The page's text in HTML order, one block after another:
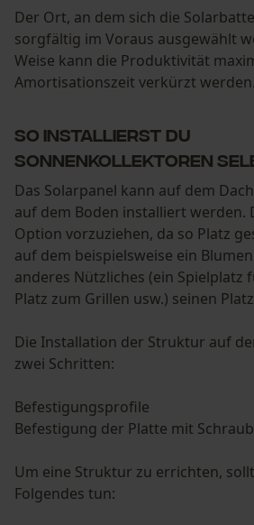
Der Ort, an dem sich die
sorgfältig im Voraus ausgewählt
Weise kann die Produktivität
Amortisationszeit verkürzt werden.
So installierst du
Sonnenkollektoren
Das Solarpanel kann auf dem
auf dem Boden installiert werden.
Option vorzuziehen, da so Platz
auf dem beispielsweise ein
anderes Nützliches (ein Spielplatz
Platz zum Grillen usw.) seinen
Die Installation der Struktur auf
zwei Schritten:
Befestigungsprofile
Befestigung der Platte mit
Um eine Struktur zu errichten,
Folgendes tun: